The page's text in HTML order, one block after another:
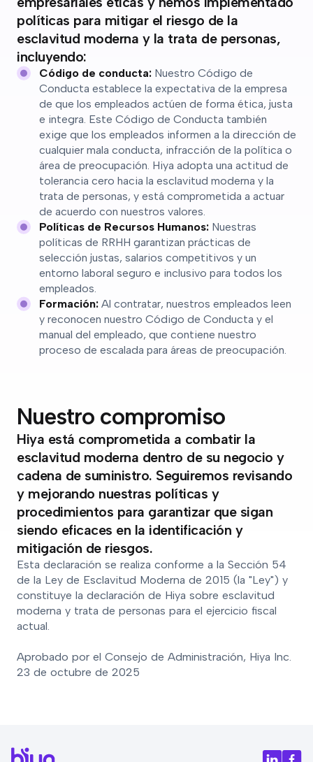
políticas para mitigar el riesgo de la
esclavitud moderna y la trata de personas,
incluyendo:
Código de conducta: Nuestro Código de
Conducta establece la expectativa de la empresa
de que los empleados actúen de forma ética, justa
e integra. Este Código de Conducta también
exige que los empleados informen a la dirección de
cualquier mala conducta, infracción de la política o
área de preocupación. Hiya adopta una actitud de
tolerancia cero hacia la esclavitud moderna y la
trata de personas, y está comprometida a actuar
de acuerdo con nuestros valores.
Políticas de Recursos Humanos: Nuestras
políticas de RRHH garantizan prácticas de
selección justas, salarios competitivos y un
entorno laboral seguro e inclusivo para todos los
empleados.
Formación: Al contratar, nuestros empleados leen
y reconocen nuestro Código de Conducta y el
manual del empleado, que contiene nuestro
proceso de escalada para áreas de preocupación.
Nuestro compromiso
Hiya está comprometida a combatir la
esclavitud moderna dentro de su negocio y
cadena de suministro. Seguiremos revisando
y mejorando nuestras políticas y
procedimientos para garantizar que sigan
siendo eficaces en la identificación y
mitigación de riesgos.
Esta declaración se realiza conforme a la Sección 54
de la Ley de Esclavitud Moderna de 2015 (la "Ley") y
constituye la declaración de Hiya sobre esclavitud
moderna y trata de personas para el ejercicio fiscal
actual.
Aprobado por el Consejo de Administración, Hiya Inc.
23 de octubre de 2025